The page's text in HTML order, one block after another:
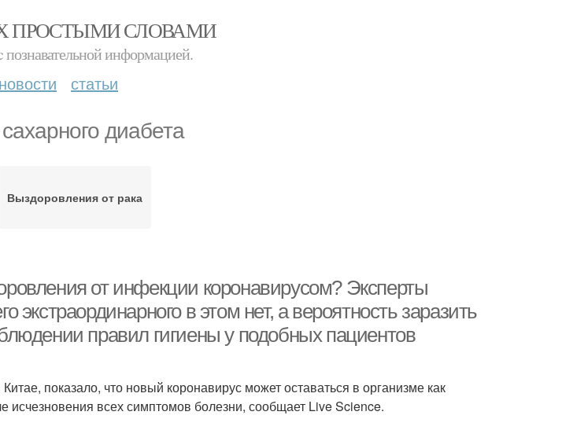
ПРОСТЫМИ СЛОВАМИ
информацией.
новости статьи
диабета
Выздоровления от рака
от инфекции коронавирусом? Эксперты
экстраординарного в этом нет, а вероятность заразить
правил гигиены у подобных пациентов
показало, что новый коронавирус может оставаться в организме как
всех симптомов болезни, сообщает Live Science.